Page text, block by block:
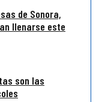
de Sonora,
llenarse este
son las